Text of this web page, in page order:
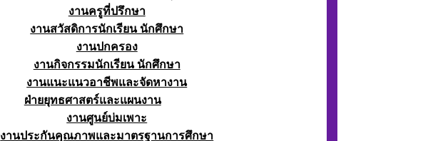
งานครูที่ปรึกษา
งานสวัสดิการนักเรียน นักศึกษา
งานปกครอง
งานกิจกรรมนักเรียน นักศึกษา
งานแนะแนวอาชีพและจัดหางาน
ฝ่ายยุทธศาสตร์และแผนงาน
งานศูนย์บ่มเพาะ
งานประกันคุณภาพและมาตรฐานการศึกษา